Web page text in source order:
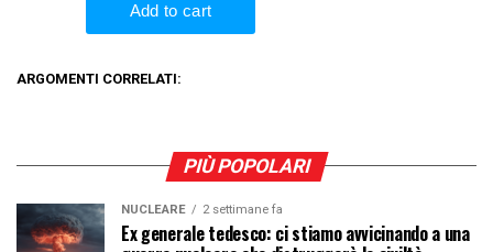
ARGOMENTI CORRELATI:
PIÙ POPOLARI
NUCLEARE 2 settimane fa
Ex generale tedesco: ci stiamo avvicinando a una